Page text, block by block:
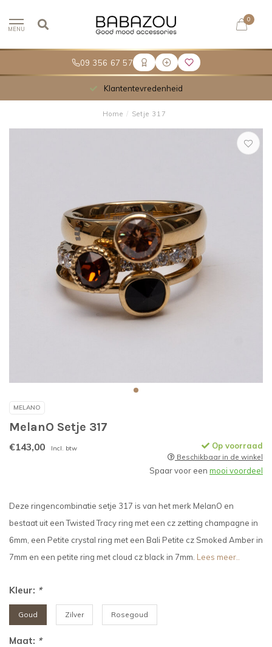
09 356 67 57
MENU
0
Klantentevredenheid
Home / Setje 317
MELANO
MelanO Setje 317
€143,00 Incl. btw Op voorraad
Beschikbaar in de winkel
Spaar voor een mooi voordeel
Deze ringencombinatie setje 317 is van het merk MelanO en
bestaat uit een Twisted Tracy ring met een cz zetting champagne in
6mm, een Petite crystal ring met een Bali Petite cz Smoked Amber in
7mm en een petite ring met cloud cz black in 7mm. Lees meer..
Kleur: *
Goud Zilver Rosegoud
Maat: *